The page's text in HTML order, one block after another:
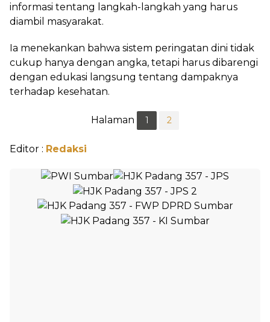
informasi tentang langkah-langkah yang harus
diambil masyarakat.
Ia menekankan bahwa sistem peringatan dini tidak
cukup hanya dengan angka, tetapi harus dibarengi
dengan edukasi langsung tentang dampaknya
terhadap kesehatan.
Halaman 1 2
Editor : Redaksi